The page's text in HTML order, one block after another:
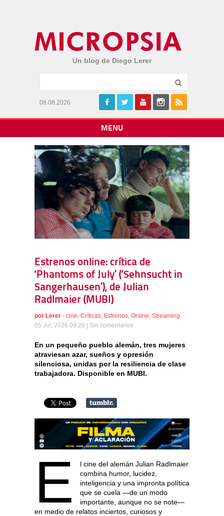
Un blog de Diego Lerer
08.08.2026
MENU
Estrenos online: crítica de
‘Phantoms of July’ (‘Sehnsucht in
Sangerhausen’), de Julian
Radlmaier (MUBI)
por Lerer - cine Críticas Estrenos Online Streaming
05 Jul, 2026 09:20 | Sin comentarios
En un pequeño pueblo alemán, tres mujeres
atraviesan azar, sueños y opresión
silenciosa, unidas por la resiliencia de clase
trabajadora. Disponible en MUBI.
E
l cine del alemán Julian Radlmaier
combina humor, lucidez,
inteligencia y una impronta política
que se cuela —de un modo
importante, aunque no se note—
en medio de relatos inciertos, curiosos y